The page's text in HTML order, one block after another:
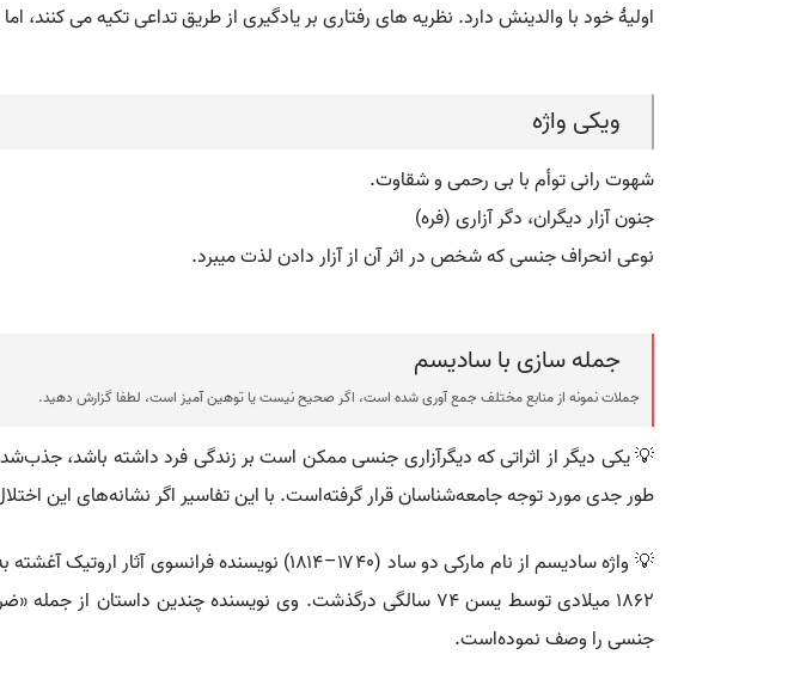
اولیۀ خود با والدینش دارد. نظریه های رفتاری بر یادگیری از طریق تداعی تکیه می کنند،
ویکی واژه
شهوت رانی توأم با بی رحمی و شقاوت.
جنون آزار دیگران، دگر آزاری (فره)
نوعی انحراف جنسی که شخص در اثر آن از آزار دادن لذت ميبرد.
جمله سازی با سادیسم
جملات نمونه از منابع مختلف جمع آوری شده است، اگر صحیح نیست یا توهین آمیز است، لطفا گزارش دهید.
💡 یکی دیگر از اثراتی که دیگرآزاری جنسی ممکن است بر زندگی فرد داشته باشد،
طور جدی مورد توجه جامعه‌شناسان قرار گرفته‌است. با این تفاسیر اگر نشانه‌های این
۱۸۶۲ میلادی توسط یسن ۷۴ سالگی درگذشت. وی نویسنده چندین
جنسی را وصف نموده‌است.